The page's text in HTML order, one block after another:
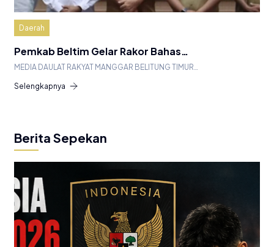
Daerah
Pemkab Beltim Gelar Rakor Bahas…
MEDIA DAULAT RAKYAT MANGGAR BELITUNG TIMUR…
Selengkapnya
Berita Sepekan